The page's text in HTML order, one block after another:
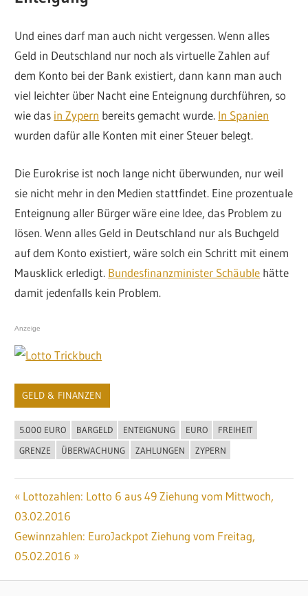
Und eines darf man auch nicht vergessen. Wenn alles
Geld in Deutschland nur noch als virtuelle Zahlen auf
dem Konto bei der Bank existiert, dann kann man auch
viel leichter über Nacht eine Enteignung durchführen, so
wie das in Zypern bereits gemacht wurde. In Spanien
wurden dafür alle Konten mit einer Steuer belegt.
Die Eurokrise ist noch lange nicht überwunden, nur weil
sie nicht mehr in den Medien stattfindet. Eine prozentuale
Enteignung aller Bürger wäre eine Idee, das Problem zu
lösen. Wenn alles Geld in Deutschland nur als Buchgeld
auf dem Konto existiert, wäre solch ein Schritt mit einem
Mausklick erledigt. Bundesfinanzminister Schäuble hätte
damit jedenfalls kein Problem.
Anzeige
GELD & FINANZEN
5.000 EURO BARGELD ENTEIGNUNG EURO
FREIHEIT
GRENZE
ÜBERWACHUNG ZAHLUNGEN ZYPERN
Beitragsnavigation
Vorheriger
Beitrag:
Lottozahlen: Lotto 6 aus 49 Ziehung vom Mittwoch,
03.02.2016
Nächster
Beitrag:
Gewinnzahlen: EuroJackpot Ziehung vom Freitag,
05.02.2016